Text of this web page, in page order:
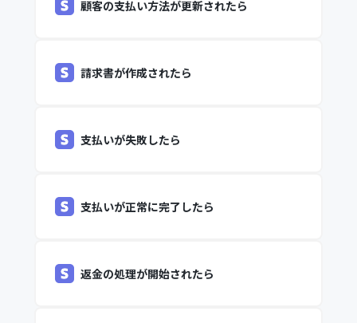
顧客の支払い方法が更新されたら
請求書が作成されたら
支払いが失敗したら
支払いが正常に完了したら
返金の処理が開始されたら